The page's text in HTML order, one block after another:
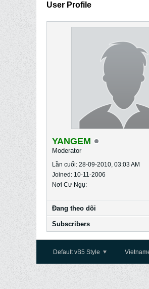
User Profile
YANGEM
Moderator
Lần cuối: 28-09-2010, 03:03 AM
Joined: 10-11-2006
Nơi Cư Ngụ:
Ðang theo dõi
Subscribers
Default vB5 Style